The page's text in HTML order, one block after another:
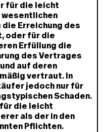
für die leicht
Erreichung des
oder für die
Erfüllung die
des Vertrages
auf deren
vertraut. In
jedoch nur für
Schaden.
die leicht
als der in den
Pflichten.